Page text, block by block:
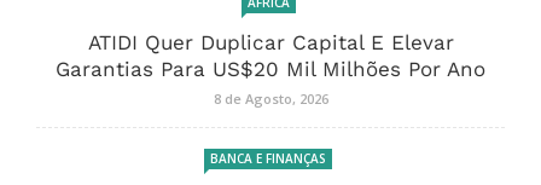
ATIDI Quer Duplicar Capital E Elevar
Garantias Para US$20 Mil Milhões Por Ano
8 de Agosto, 2026
BANCA E FINANÇAS